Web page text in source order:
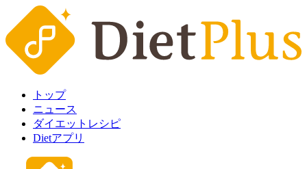
トップ
ニュース
ダイエットレシピ
Dietアプリ